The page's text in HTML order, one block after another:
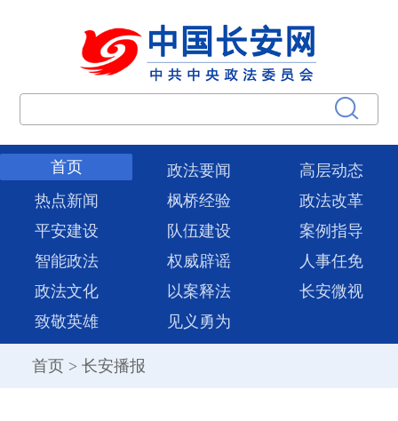
首页 政法要闻
高层动态
热点新闻
枫桥经验
政法改革
平安建设
队伍建设
案例指导
智能政法
权威辟谣
人事任免
政法文化
以案释法
长安微视
致敬英雄
见义勇为
首页 > 长安播报